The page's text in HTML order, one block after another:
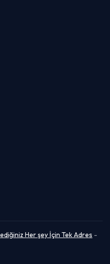
Her şey İçin Tek Adres -